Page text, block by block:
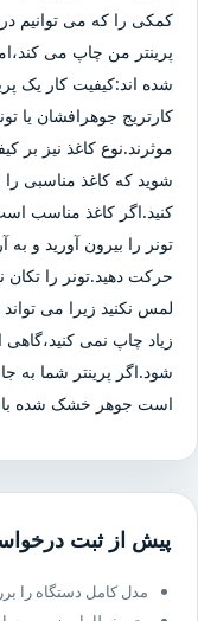
کمکی را که می توانیم در
پرینتر من چاپ می
شده اند:کیفیت کار یک
کارتریج جوهرافشان یا
موثرند.نوع کاغذ نیز بر
شوید که کاغذ مناسبی را
کنید.اگر کاغذ مناسب
تونر را بیرون آورید و
حرکت دهید.تونر را تکان
لمس نکنید زیرا می
زیاد چاپ نمی
شود.اگر پرینتر شما به
است جوهر خشک شده
پیش از ثبت
مدل کامل دستگاه را